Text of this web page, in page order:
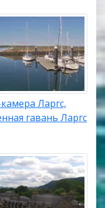
Ларгс,
гавань Ларгс